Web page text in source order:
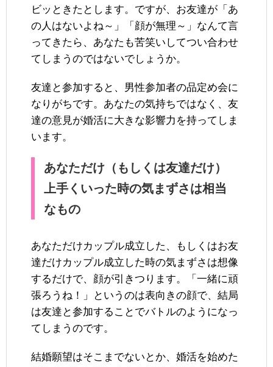
ビッときたとします。ですが、お友達が「あ
の人はないよね～」「顔が無理～」なんて言
ってきたら、あなたも苦笑いしてつい合わせ
てしまうのではないでしょうか。
友達と参加すると、男性参加者の品定め会に
なりがちです。あなたの気持ちではなく、友
達の意見が婚活に大きな影響力を持ってしま
います。
あなただけ（もしくは友達だけ）
上手くいった時の気まずさは相当
なもの
あなただけカップル成立した、もしくはお友
達だけカップル成立した時の気まずさは想像
するだけで、顔が引きつります。「一緒に頑
張ろうね！」というのは表向きの顔で、結局
は友達と参加することでバトルのようになっ
てしまうのです。
結婚願望はそこまでないとか、婚活を始めた